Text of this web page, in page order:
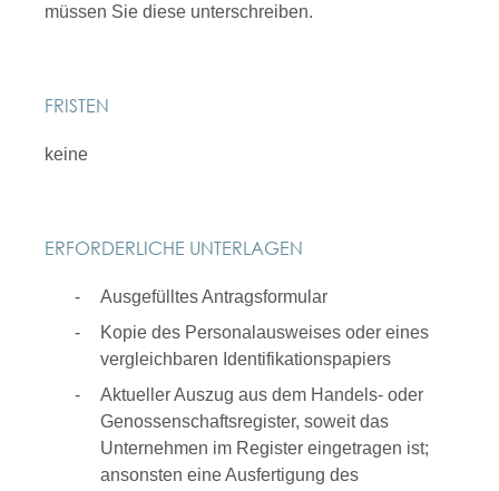
müssen Sie diese unterschreiben.
FRISTEN
keine
ERFORDERLICHE UNTERLAGEN
Ausgefülltes Antragsformular
Kopie des Personalausweises oder eines
vergleichbaren Identifikationspapiers
Aktueller Auszug aus dem Handels- oder
Genossenschaftsregister, soweit das
Unternehmen im Register eingetragen ist;
ansonsten eine Ausfertigung des